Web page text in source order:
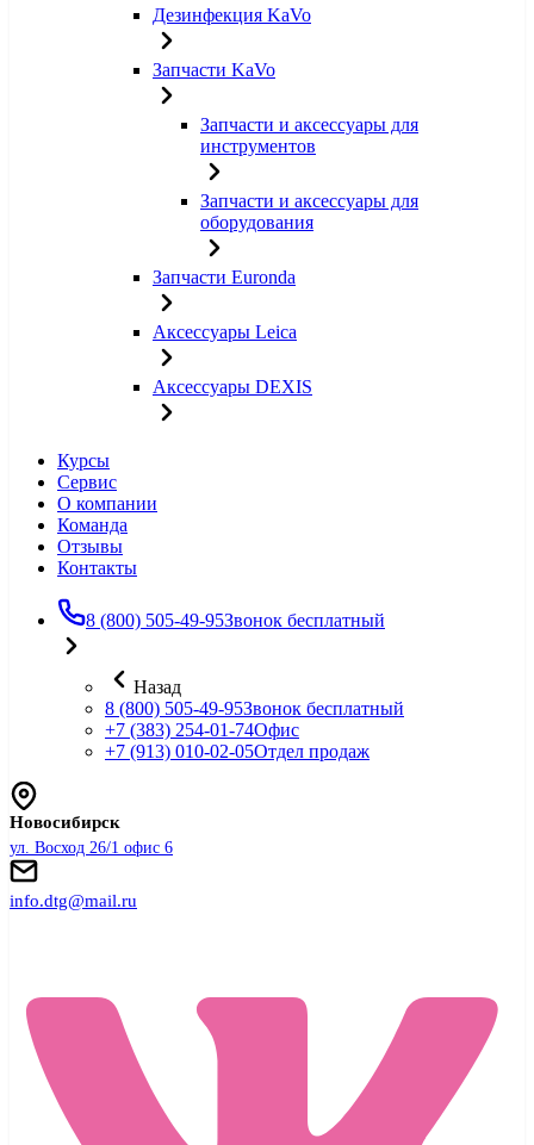
Дезинфекция KaVo
Запчасти KaVo
Запчасти и аксессуары для
инструментов
Запчасти и аксессуары для
оборудования
Запчасти Euronda
Аксессуары Leica
Аксессуары DEXIS
Курсы
Сервис
О компании
Команда
Отзывы
Контакты
8 (800) 505-49-95Звонок бесплатный
Назад
8 (800) 505-49-95Звонок бесплатный
+7 (383) 254-01-74Офис
+7 (913) 010-02-05Отдел продаж
Новосибирск
ул. Восход 26/1 офис 6
info.dtg@mail.ru